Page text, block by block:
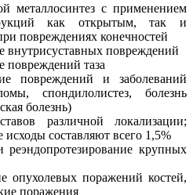
металлосинтез с применением
как открытым, так и
повреждениях конечностей
внутрисуставных повреждений
повреждений таза
повреждений и заболеваний
спондилолистез, болезнь
болезнь)
различной локализации;
исходы составляют всего 1,5%
реэндопротезирование крупных
опухолевых поражений костей,
поражения